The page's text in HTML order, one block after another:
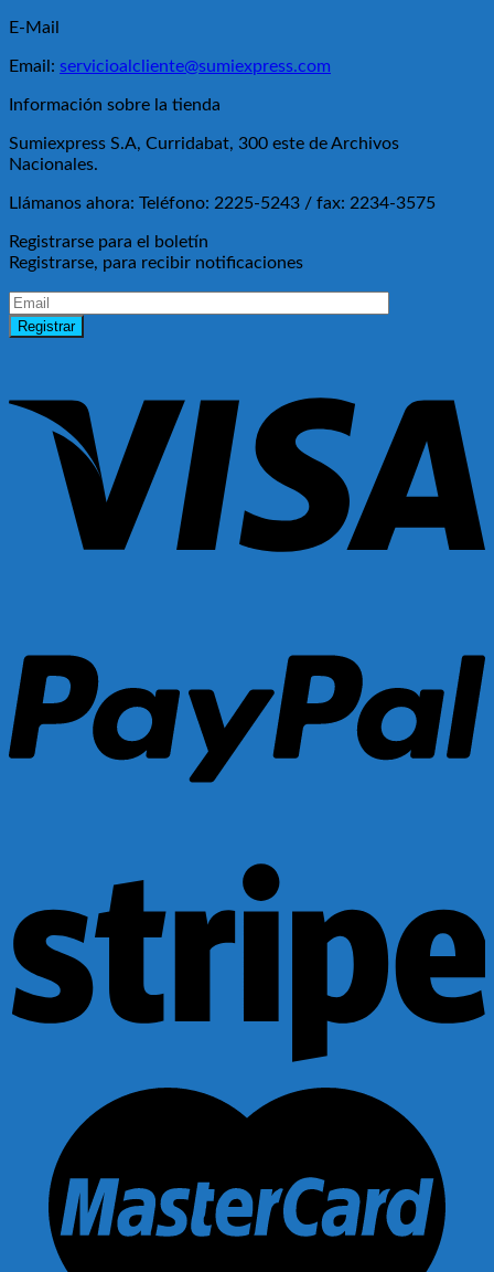
E-Mail
Email: servicioalcliente@sumiexpress.com
Información sobre la tienda
Sumiexpress S.A, Curridabat, 300 este de Archivos
Nacionales.
Llámanos ahora: Teléfono: 2225-5243 / fax: 2234-3575
Registrarse para el boletín
Registrarse, para recibir notificaciones